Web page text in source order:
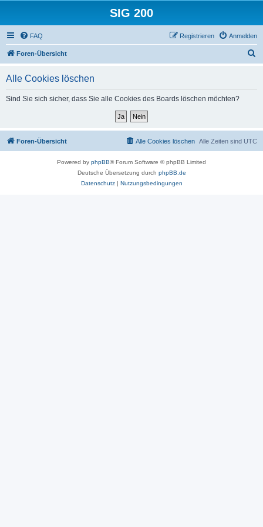
SIG 200
FAQ Anmelden
Registrieren
Foren-Übersicht
Alle Cookies löschen
Sind Sie sich sicher, dass Sie alle Cookies des Boards löschen möchten?
Foren-Übersicht Alle Zeiten sind UTC
Alle Cookies löschen
Powered by phpBB® Forum Software © phpBB Limited
Deutsche Übersetzung durch phpBB.de
Datenschutz| Nutzungsbedingungen